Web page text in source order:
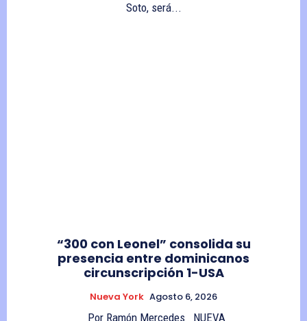
Soto, será...
“300 con Leonel” consolida su
presencia entre dominicanos
circunscripción 1-USA
Nueva York Agosto 6, 2026